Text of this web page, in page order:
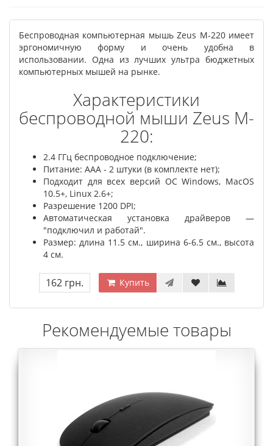
Беспроводная компьютерная мышь Zeus M-220 имеет
эргономичную форму и очень удобна в
использовании. Одна из лучших ультра бюджетных
компьютерных мышей на рынке.
Характеристики
беспроводной мыши Zeus M-
220:
2.4 ГГц беспроводное подключение;
Питание: ААА - 2 штуки (в комплекте нет);
Подходит для всех версий ОС Windows, MacOS
10.5+, Linux 2.6+;
Разрешение 1200 DPI;
Автоматическая установка драйверов —
"подключил и работай".
Размер: длина 11.5 см., ширина 6-6.5 см., высота
4 см.
162 грн. Купить
Рекомендуемые товары